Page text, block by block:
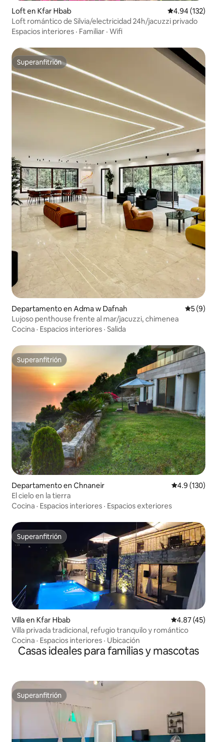
Loft en Kfar Hbab Calificación
4.94 (132)
Loft romántico de Silvia/electricidad 24h/jacuzzi privado
Espacios interiores · Familiar · Wifi
Superanfitrión
Superanfitrión
Departamento en Adma w Dafnah
5 (9)
Lujoso penthouse frente al mar/jacuzzi, chimenea
Cocina · Espacios interiores · Salida
Superanfitrión
Superanfitrión
Departamento en Chnaneir Calificación
4.9 (130)
El cielo en la tierra
Cocina · Espacios interiores · Espacios exteriores
Superanfitrión
Superanfitrión
Villa en Kfar Hbab Calificación
4.87 (45)
Villa privada tradicional, refugio tranquilo y romántico
Cocina · Espacios interiores · Ubicación
Casas ideales para familias y mascotas
Superanfitrión
Superanfitrión